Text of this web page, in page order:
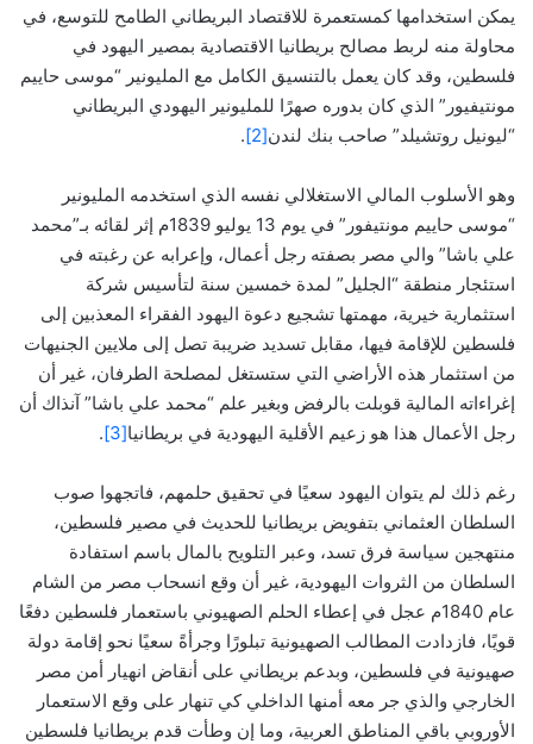
يمكن استخدامها كمستعمرة للاقتصاد البريطاني الطامح للتوسع، في
محاولة منه لربط مصالح بريطانيا الاقتصادية بمصير اليهود في
فلسطين، وقد كان يعمل بالتنسيق الكامل مع المليونير “موسى حاييم
مونتيفيور” الذي كان بدوره صهرًا للمليونير اليهودي البريطاني
“ليونيل روتشيلد” صاحب بنك لندن[2]
.
وهو الأسلوب المالي الاستغلالي نفسه الذي استخدمه المليونير
“موسى حاييم مونتيفور” في يوم 13 يوليو 1839م إثر لقائه بـ”محمد
علي باشا” والي مصر بصفته رجل أعمال، وإعرابه عن رغبته في
استئجار منطقة “الجليل” لمدة خمسين سنة لتأسيس شركة
استثمارية خيرية، مهمتها تشجيع دعوة اليهود الفقراء المعذبين إلى
فلسطين للإقامة فيها، مقابل تسديد ضريبة تصل إلى ملايين الجنيهات
من استثمار هذه الأراضي التي ستستغل لمصلحة الطرفان، غير أن
إغراءاته المالية قوبلت بالرفض وبغير علم “محمد علي باشا” آنذاك أن
رجل الأعمال هذا هو زعيم الأقلية اليهودية في بريطانيا[3]
.
رغم ذلك لم يتوان اليهود سعيًا في تحقيق حلمهم، فاتجهوا صوب
السلطان العثماني بتفويض بريطانيا للحديث في مصير فلسطين،
منتهجين سياسة فرق تسد، وعبر التلويح بالمال باسم استفادة
السلطان من الثروات اليهودية، غير أن وقع انسحاب مصر من الشام
عام 1840م عجل في إعطاء الحلم الصهيوني باستعمار فلسطين دفعًا
قويًا، فازدادت المطالب الصهيونية تبلورًا وجرأةً سعيًا نحو إقامة دولة
صهيونية في فلسطين، وبدعم بريطاني على أنقاض انهيار أمن مصر
الخارجي والذي جر معه أمنها الداخلي كي تنهار على وقع الاستعمار
الأوروبي باقي المناطق العربية، وما إن وطأت قدم بريطانيا فلسطين